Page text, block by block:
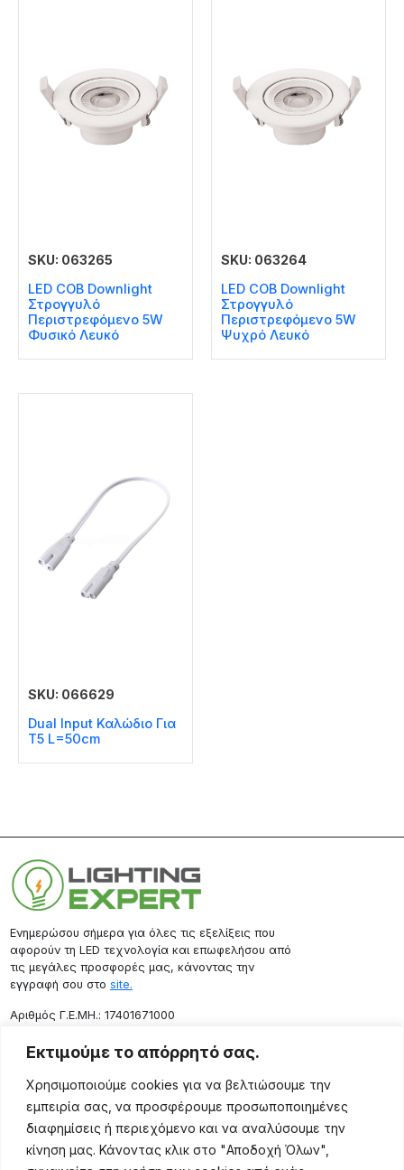
Εκτιμούμε το απόρρητό σας.
Χρησιμοποιούμε cookies για να βελτιώσουμε την
εμπειρία σας, να προσφέρουμε προσωποποιημένες
διαφημίσεις ή περιεχόμενο και να αναλύσουμε την
κίνηση μας. Κάνοντας κλικ στο "Αποδοχή Όλων",
SKU: 063265
LED COB Downlight
Στρογγυλό
Περιστρεφόμενο 5W
Φυσικό Λευκό
SKU: 063264
LED COB Downlight
Στρογγυλό
Περιστρεφόμενο 5W
Ψυχρό Λευκό
SKU: 066629
Dual Input Καλώδιο Για
T5 L=50cm
Ενημερώσου σήμερα για όλες τις εξελίξεις που
αφορούν τη LED τεχνολογία και επωφελήσου από
τις μεγάλες προσφορές μας, κάνοντας την
εγγραφή σου στο site.
Aριθμός Γ.Ε.ΜΗ.: 17401671000
Επικοινωνία
Ρόδου 133, Αθήνα 10443
(+30) 211 725 5427
sales@lightingexpert.gr